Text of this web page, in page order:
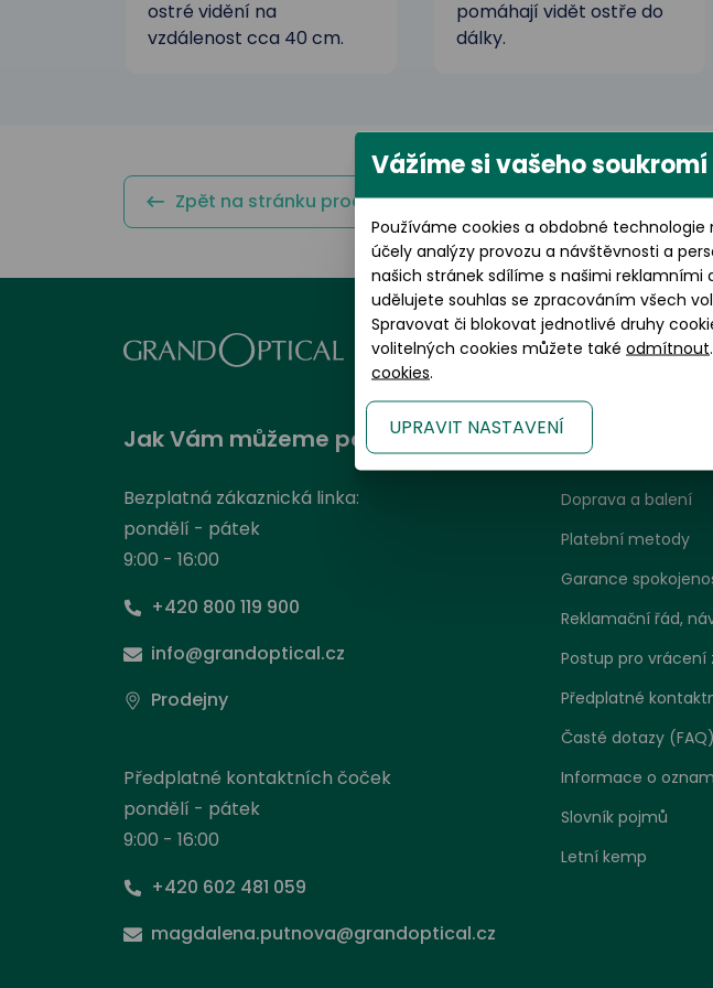
ostré vidění na
vzdálenost cca 40 cm.
pomáhají vidět ostře do
dálky.
Zpět na stránku produktu
Jak Vám můžeme pomoci?
Bezplatná zákaznická linka:
pondělí - pátek
9:00 - 16:00
+420 800 119 900
info@grandoptical.cz
Prodejny
Předplatné kontaktních čoček
pondělí - pátek
9:00 - 16:00
+420 602 481 059
magdalena.putnova@grandoptical.cz
Informace a
Doprava a balení
Platební metody
Garance
Reklamační řád,
Postup pro vrácení
Předplatné
Časté dotazy (FAQ)
Informace o
Slovník pojmů
Letní kemp
Vážíme si vašeho soukromí
Používáme cookies a obdobné
účely analýzy provozu a návštěvnosti a
našich stránek sdílíme s našimi reklamními
udělujete souhlas se zpracováním všech
Spravovat či blokovat jednotlivé druhy
volitelných cookies můžete také odmítnout
cookies.
UPRAVIT NASTAVENÍ